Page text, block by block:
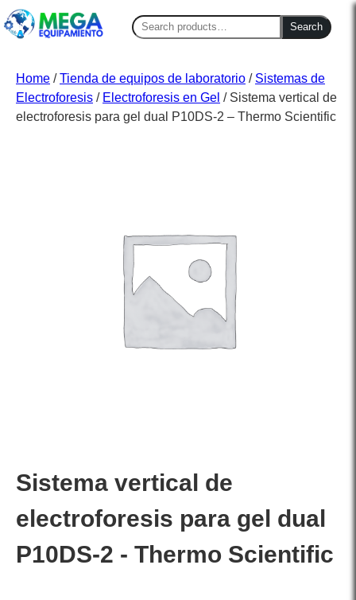
Search
for:
Search
Home /Tienda de equipos de laboratorio / Sistemas de
Electroforesis / Electroforesis en Gel / Sistema vertical de
electroforesis para gel dual P10DS-2 – Thermo Scientific
Sistema vertical de
electroforesis para gel dual
P10DS-2 - Thermo Scientific